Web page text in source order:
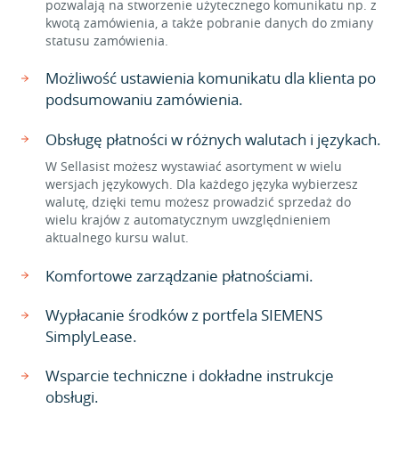
pozwalają na stworzenie użytecznego komunikatu np. z
kwotą zamówienia, a także pobranie danych do zmiany
statusu zamówienia.
Możliwość ustawienia komunikatu dla klienta po
podsumowaniu zamówienia.
Obsługę płatności w różnych walutach i językach.
W Sellasist możesz wystawiać asortyment w wielu
wersjach językowych. Dla każdego języka wybierzesz
walutę, dzięki temu możesz prowadzić sprzedaż do
wielu krajów z automatycznym uwzględnieniem
aktualnego kursu walut.
Komfortowe zarządzanie płatnościami.
Wypłacanie środków z portfela SIEMENS
SimplyLease.
Wsparcie techniczne i dokładne instrukcje
obsługi.